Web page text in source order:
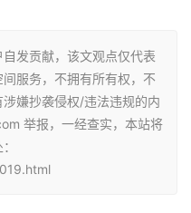
发贡献，该文观点仅代表
服务，不拥有所有权，不
嫌抄袭侵权/违法违规的内
举报，一经查实，本站将